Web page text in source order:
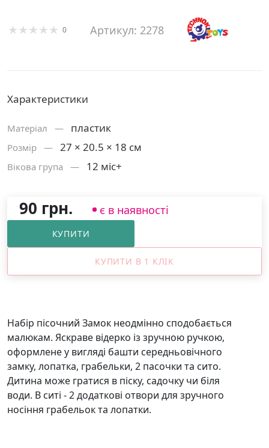
0 Артикул: 2278
Характеристики
Матерiал — пластик
Розмiр — 27 × 20.5 × 18 см
Вікова група — 12 міс+
90 грн. є в наявності
КУПИТИ
КУПИТИ В 1 КЛІК
Набір пісочний Замок неодмінно сподобається
малюкам. Яскраве відерко із зручною ручкою,
оформлене у вигляді башти середньовічного
замку, лопатка, грабельки, 2 пасочки та сито.
Дитина може гратися в піску, садочку чи біля
води. В ситі - 2 додаткові отвори для зручного
носіння грабельок та лопатки.